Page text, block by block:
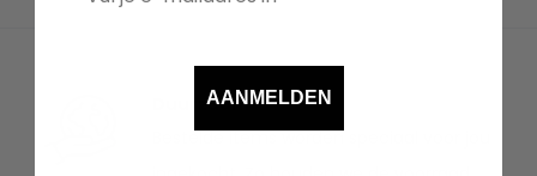
Duurzaam
Bestelde items worden speciaal voor jou
AANMELDEN